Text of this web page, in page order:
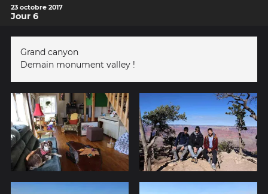
23 octobre 2017
Jour 6
Grand canyon
Demain monument valley !